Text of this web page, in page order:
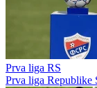
Dragan Kulina
poklon